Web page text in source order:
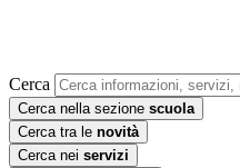
Cerca
Cerca nella sezione scuola
Cerca tra le novità
Cerca nei servizi